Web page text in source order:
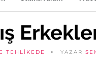
TEHLIKEDE YAZAR